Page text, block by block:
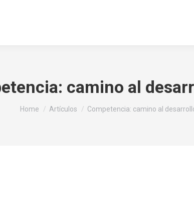
camino al
You are here:
Home Artículos Competencia: camino al